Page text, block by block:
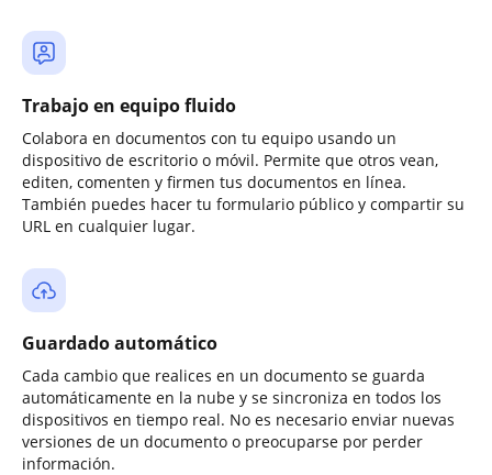
Trabajo en equipo fluido
Colabora en documentos con tu equipo usando un
dispositivo de escritorio o móvil. Permite que otros vean,
editen, comenten y firmen tus documentos en línea.
También puedes hacer tu formulario público y compartir su
URL en cualquier lugar.
Guardado automático
Cada cambio que realices en un documento se guarda
automáticamente en la nube y se sincroniza en todos los
dispositivos en tiempo real. No es necesario enviar nuevas
versiones de un documento o preocuparse por perder
información.